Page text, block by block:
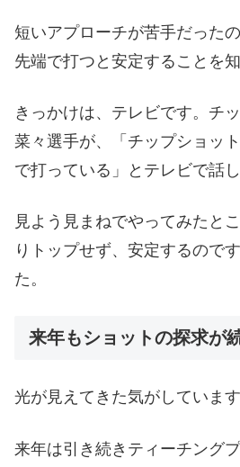
短いアプローチが苦手だった
先端で打つと安定することを知
きっかけは、テレビです。チ
菜々選手が、「チップショッ
で打っている」とテレビで話し
見よう見まねでやってみたと
りトップせず、安定するので
た。
来年もショットの探求が
光が見えてきた気がしています
来年は引き続きティーチング